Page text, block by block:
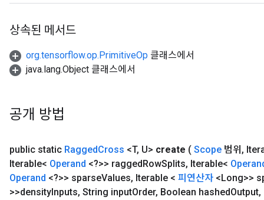
상속된 메서드
org.tensorflow.op.PrimitiveOp 클래스에서
java.lang.Object 클래스에서
공개 방법
public static RaggedCross <T, U> create ( Scope 범위 ,
Iterable< Operand <?>> raggedRowSplits, Iterable<
Operand <?>> sparseValues, Iterable < 피연산자 <Long>>
>>densityInputs, String inputOrder, Boolean hashedOutput,